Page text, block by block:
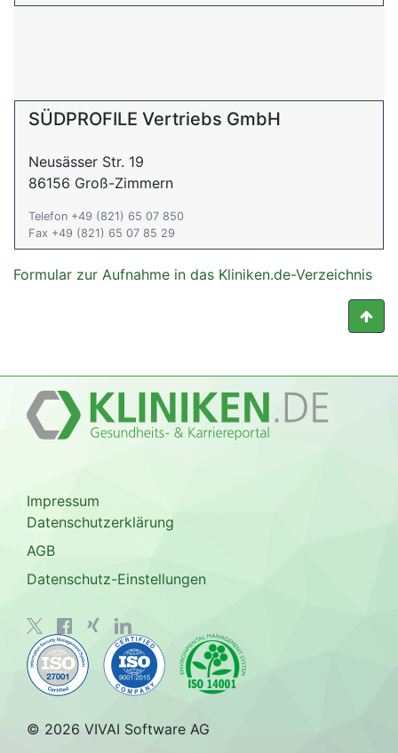
SÜDPROFILE Vertriebs GmbH
Neusässer Str. 19
86156 Groß-Zimmern
Telefon +49 (821) 65 07 850
Fax +49 (821) 65 07 85 29
Formular zur Aufnahme in das Kliniken.de-Verzeichnis
Impressum
Datenschutzerklärung
AGB
Datenschutz-Einstellungen
© 2026 VIVAI Software AG